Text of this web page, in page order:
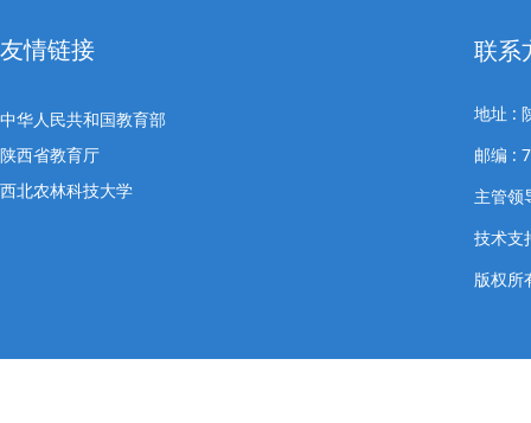
友情链接
中华人民共和国教育部
陕西省教育厅
西北农林科技大学
联系
地址 :
邮编 :
主管
技术支
版权